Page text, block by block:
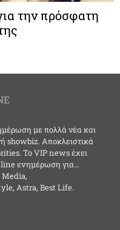
την πρόσφατη
με πολλά νέα και
showbiz. Αποκλειστικά
Το VIP news έχει
ενημέρωση για…
Media,
Astra, Best Life.